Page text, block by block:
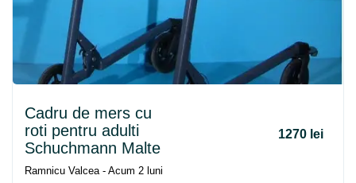
Cadru de mers cu
roti pentru adulti
Schuchmann Malte
1270 lei
Ramnicu Valcea - Acum 2 luni